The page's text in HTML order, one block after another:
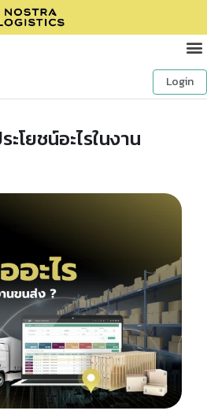
Login
ะโยชน์อะไรในงาน